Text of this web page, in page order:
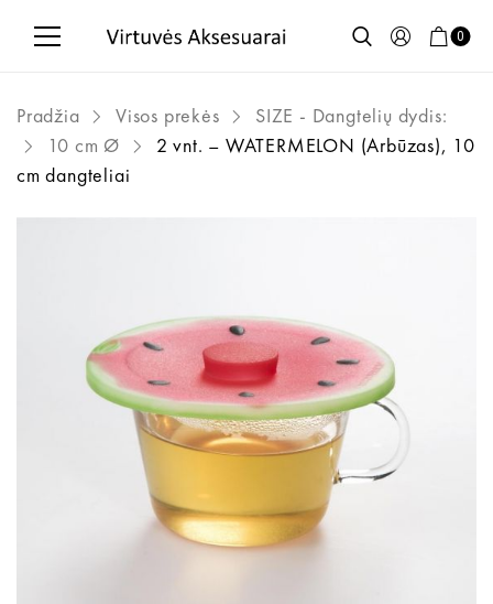
0
Pradžia Visos prekės
SIZE - Dangtelių dydis:
10 cm Ø
2 vnt. – WATERMELON (Arbūzas), 10
cm dangteliai